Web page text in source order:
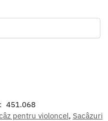
451.068
pentru violoncel, Sacâzuri